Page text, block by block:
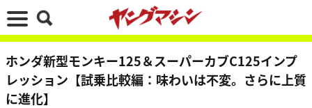
ホンダ新型モンキー125＆スーパーカブC125インプ
レッション【試乗比較編：味わいは不変。さらに上質
に進化】